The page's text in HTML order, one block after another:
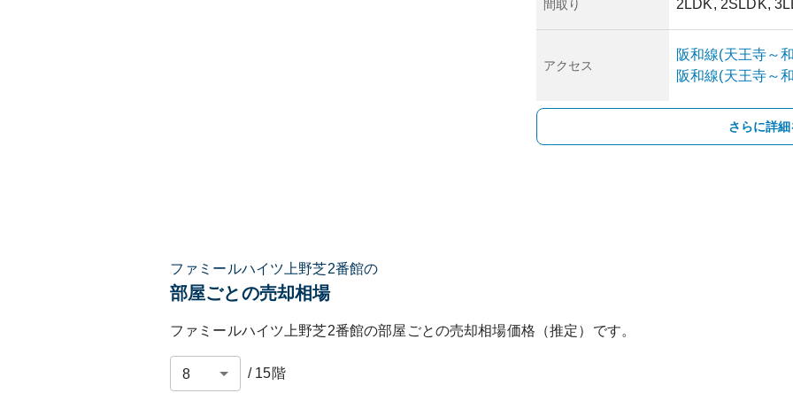
間取り 2LDK, 2SLDK,
アクセス
阪和線(天王寺～
阪和線(天王寺～
さらに詳
ファミールハイツ上野芝2番館の
部屋ごとの売却相場
ファミールハイツ上野芝2番館の部屋ごとの売却相場価格（推定）です。
/ 15階